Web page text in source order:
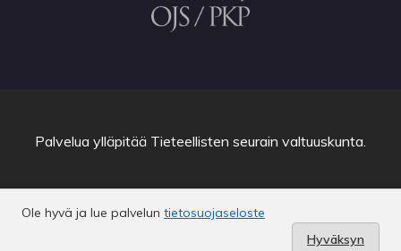
Ole hyvä ja lue palvelun tietosuojaseloste
Hyväksyn
Palvelua ylläpitää Tieteellisten seurain valtuuskunta